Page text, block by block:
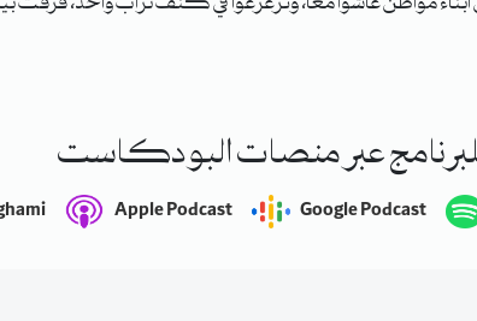
عبر منصات البودكاست
Google Podcast
Apple Podcast